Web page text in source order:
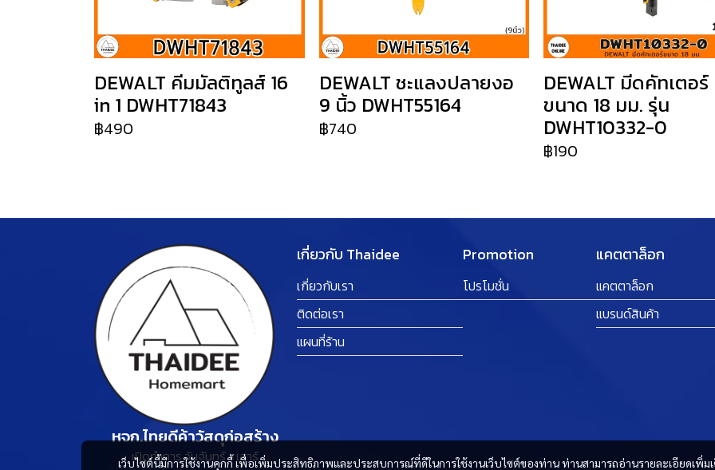
DEWALT คีมมัลติทูลส์ 16
in 1 DWHT71843
฿490
DEWALT ชะแลงปลายงอ
9 นิ้ว DWHT55164
฿740
DEWALT มีดคัทเตอร์
ขนาด 18 มม. รุ่น
DWHT10332-0
฿190
เว็บไซต์นี้มีการใช้งานคุกกี้ เพื่อเพิ่มประสิทธิภาพและประสบการณ์ที่ดีในการใช้งานเว็บไซต์ของท่าน ท่านสามารถอ่านรายละเอียดเพิ่ม
หจก.ไทยดีค้าวัสดุก่อสร้าง
เปิดทำการ วันจันทร์ - เสาร์
เกี่ยวกับ Thaidee
เกี่ยวกับเรา
ติดต่อเรา
แผนที่ร้าน
Promotion
โปรโมชั่น
แคตตาล็อก
แคตตาล็อก
แบรนด์สินค้า